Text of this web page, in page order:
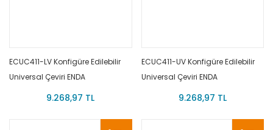
ECUC411-LV Konfigüre Edilebilir
Universal Çeviri ENDA
9.268,97 TL
ECUC411-UV Konfigüre Edilebilir
Universal Çeviri ENDA
9.268,97 TL